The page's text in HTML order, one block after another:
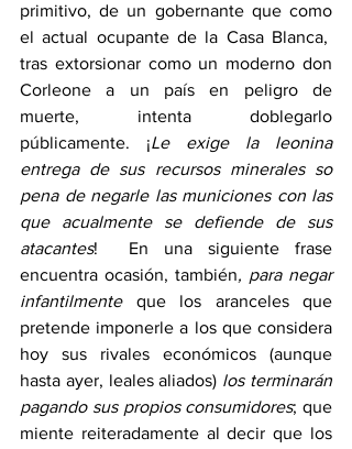
primitivo, de un gobernante que como
el actual ocupante de la Casa Blanca,
tras extorsionar como un moderno don
Corleone a un país en peligro de
muerte, intenta doblegarlo
públicamente. ¡Le exige la leonina
entrega de sus recursos minerales so
pena de negarle las municiones con las
que acualmente se defiende de sus
atacantes!  En una siguiente frase
encuentra ocasión, también, para negar
infantilmente que los aranceles que
pretende imponerle a los que considera
hoy sus rivales económicos (aunque
hasta ayer, leales aliados) los terminarán
pagando sus propios consumidores; que
miente reiteradamente al decir que los